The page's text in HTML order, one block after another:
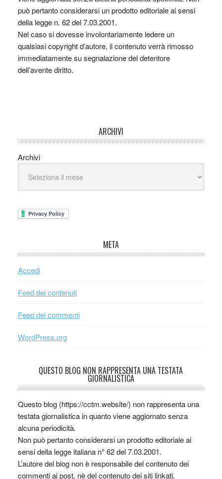
può pertanto considerarsi un prodotto editoriale ai sensi
della legge n. 62 del 7.03.2001.
Nel caso si dovesse involontariamente ledere un
qualsiasi copyright d’autore, il contenuto verrà rimosso
immediatamente su segnalazione del detentore
dell’avente diritto.
ARCHIVI
Archivi
META
Accedi
Feed dei contenuti
Feed dei commenti
WordPress.org
QUESTO BLOG NON RAPPRESENTA UNA TESTATA
GIORNALISTICA
Questo blog (https://cctm.website/) non rappresenta una
testata giornalistica in quanto viene aggiornato senza
alcuna periodicità.
Non può pertanto considerarsi un prodotto editoriale ai
sensi della legge italiana n° 62 del 7.03.2001.
L’autore del blog non è responsabile del contenuto dei
commenti ai post, nè del contenuto dei siti linkati.